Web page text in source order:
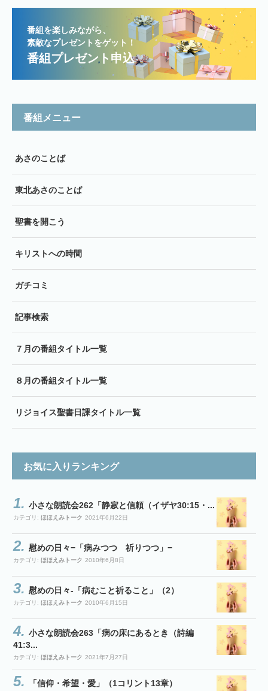
番組を楽しみながら、
素敵なプレゼントをゲット！
番組プレゼント申込
番組メニュー
あさのことば
東北あさのことば
聖書を開こう
キリストへの時間
ガチコミ
記事検索
７月の番組タイトル一覧
８月の番組タイトル一覧
リジョイス聖書日課タイトル一覧
お気に入りランキング
小さな朗読会262「静寂と信頼（イザヤ30:15・...
カテゴリ: ほほえみトーク 2021年6月22日
慰めの日々−「病みつつ 祈りつつ」−
カテゴリ: ほほえみトーク 2010年6月8日
慰めの日々-「病むこと祈ること」（2）
カテゴリ: ほほえみトーク 2010年6月15日
小さな朗読会263「病の床にあるとき（詩編
41:3...
カテゴリ: ほほえみトーク 2021年7月27日
「信仰・希望・愛」（1コリント13章）